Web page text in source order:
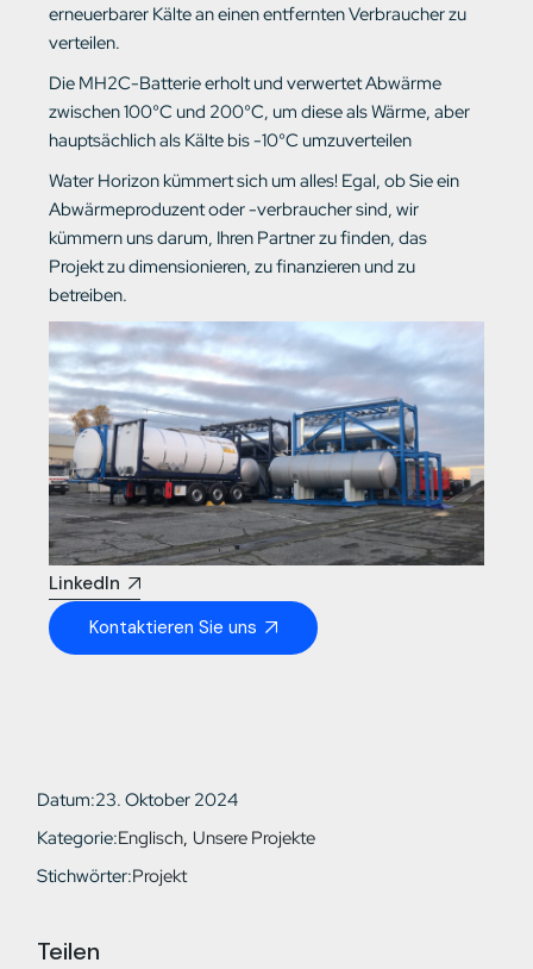
erneuerbarer Kälte an einen entfernten Verbraucher zu
verteilen.
Die MH2C-Batterie erholt und verwertet Abwärme
zwischen 100°C und 200°C, um diese als Wärme, aber
hauptsächlich als Kälte bis -10°C umzuverteilen
Water Horizon kümmert sich um alles! Egal, ob Sie ein
Abwärmeproduzent oder -verbraucher sind, wir
kümmern uns darum, Ihren Partner zu finden, das
Projekt zu dimensionieren, zu finanzieren und zu
betreiben.
LinkedIn
Kontaktieren Sie uns
Datum:23. Oktober 2024
Kategorie:Englisch Unsere Projekte
Stichwörter:Projekt
Teilen